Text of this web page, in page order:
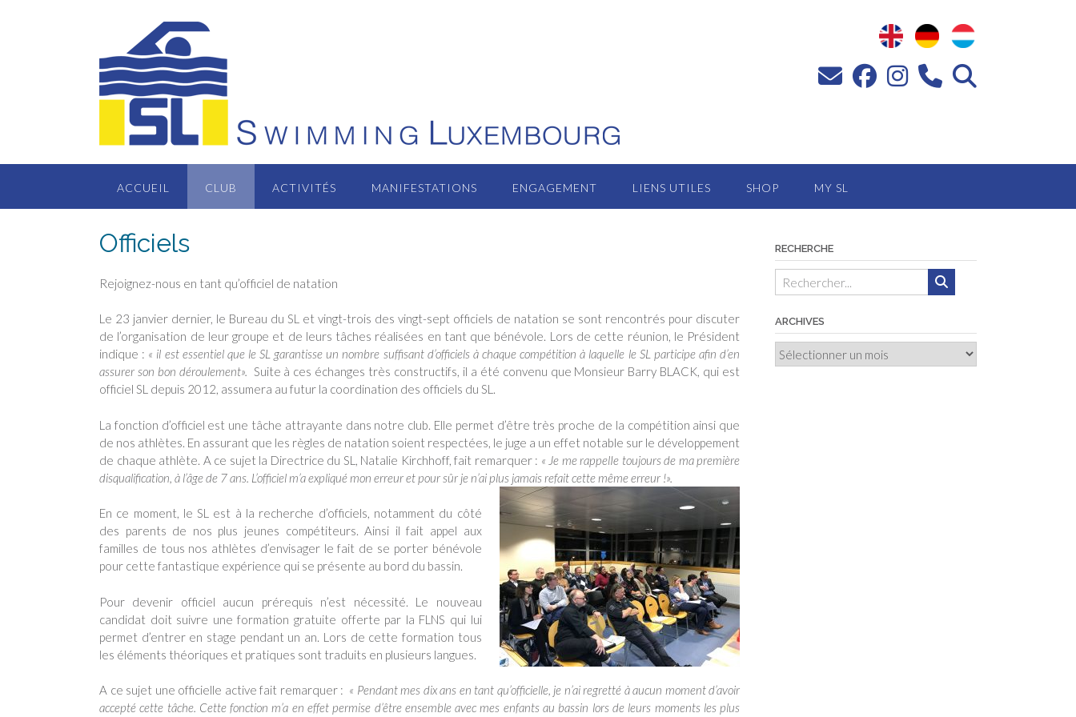
ACCUEIL CLUB ACTIVITÉS MANIFESTATIONS ENGAGEMENT LIENS UTILES SHOP MY SL
Officiels
Rejoignez-nous en tant qu’officiel de natation
Le 23 janvier dernier, le Bureau du SL et vingt-trois des vingt-sept officiels de natation se sont rencontrés pour discuter
de l’organisation de leur groupe et de leurs tâches réalisées en tant que bénévole. Lors de cette réunion, le Président
indique : « il est essentiel que le SL garantisse un nombre suffisant d’officiels à chaque compétition à laquelle le SL participe afin d’en
assurer son bon déroulement». Suite à ces échanges très constructifs, il a été convenu que Monsieur Barry BLACK, qui est
officiel SL depuis 2012, assumera au futur la coordination des officiels du SL.
La fonction d’officiel est une tâche attrayante dans notre club. Elle permet d’être très proche de la compétition ainsi que
de nos athlètes. En assurant que les règles de natation soient respectées, le juge a un effet notable sur le développement
de chaque athlète. A ce sujet la Directrice du SL, Natalie Kirchhoff, fait remarquer : « Je me rappelIe toujours de ma première
disqualification, à l’âge de 7 ans. L’officiel m’a expliqué mon erreur et pour sûr je n’ai plus jamais refait cette même erreur !».
En ce moment, le SL est à la recherche d’officiels, notamment du côté
des parents de nos plus jeunes compétiteurs. Ainsi il fait appel aux
familles de tous nos athlètes d’envisager le fait de se porter bénévole
pour cette fantastique expérience qui se présente au bord du bassin.
Pour devenir officiel aucun prérequis n’est nécessité. Le nouveau
candidat doit suivre une formation gratuite offerte par la FLNS qui lui
permet d’entrer en stage pendant un an. Lors de cette formation tous
les éléments théoriques et pratiques sont traduits en plusieurs langues.
A ce sujet une officielle active fait remarquer : « Pendant mes dix ans en tant qu’officielle, je n’ai regretté à aucun moment d’avoir
accepté cette tâche. Cette fonction m’a en effet permise d’être ensemble avec mes enfants au bassin lors de leurs moments les plus
RECHERCHE
ARCHIVES
Archives